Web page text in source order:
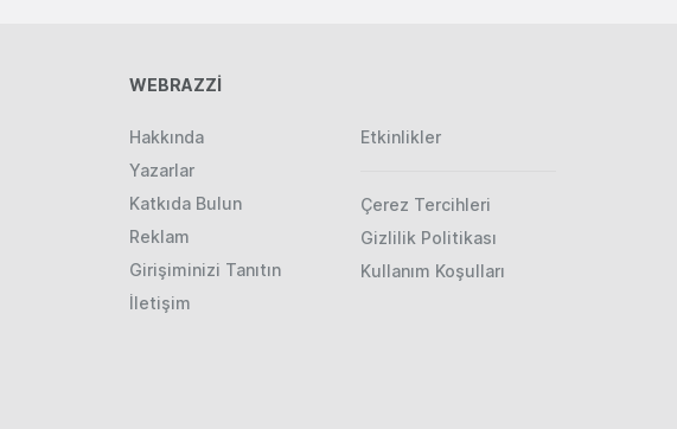
WEBRAZZİ
Hakkında
Yazarlar
Katkıda Bulun
Reklam
Girişiminizi Tanıtın
İletişim
Etkinlikler
Çerez Tercihleri
Gizlilik Politikası
Kullanım Koşulları